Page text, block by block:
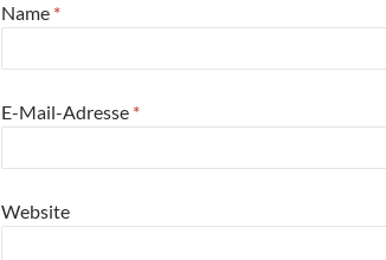
Name *
E-Mail-Adresse *
Website